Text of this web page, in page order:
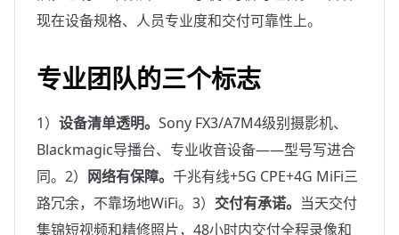
现在设备规格、人员专业度和交付可靠性上。
专业团队的三个标志
1） 设备清单透明。 Sony FX3/A7M4级别摄影机、
Blackmagic导播台、专业收音设备——型号写进合
同。2） 网络有保障。 千兆有线+5G CPE+4G MiFi三
路冗余，不靠场地WiFi。3） 交付有承诺。 当天交付
集锦短视频和精修照片，48小时内交付全程录像和